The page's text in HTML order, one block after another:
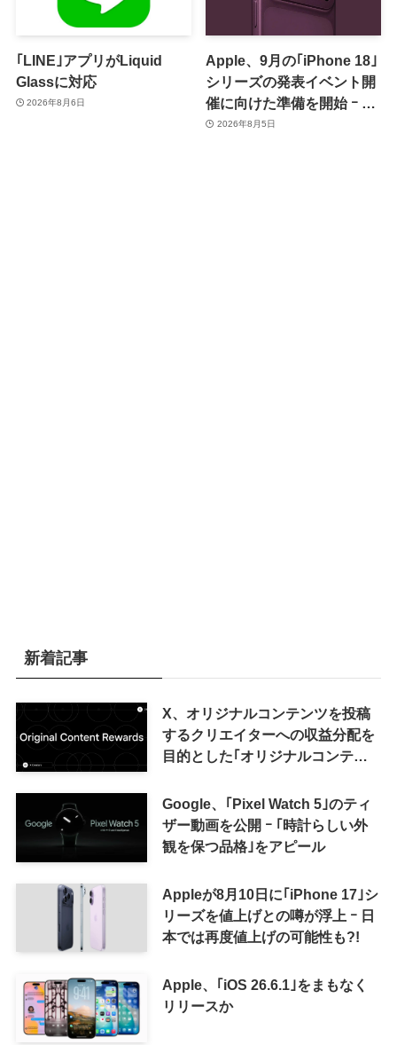
｢LINE｣アプリがLiquid
Glassに対応
2026年8月6日
Apple、9月の｢iPhone 18｣
シリーズの発表イベント開
催に向けた準備を開始 ｰ 9
月8日か9月9日に開催見込
2026年8月5日
新着記事
X、オリジナルコンテンツを投稿
するクリエイターへの収益分配を
目的とした｢オリジナルコンテン
来の｢収益分配｣は廃止
Google、｢Pixel Watch 5｣のティ
ザー動画を公開 ｰ ｢時計らしい外
観を保つ品格｣をアピール
Appleが8月10日に｢iPhone 17｣シ
リーズを値上げとの噂が浮上 ｰ 日
本では再度値上げの可能性も?!
Apple、｢iOS 26.6.1｣をまもなく
リリースか